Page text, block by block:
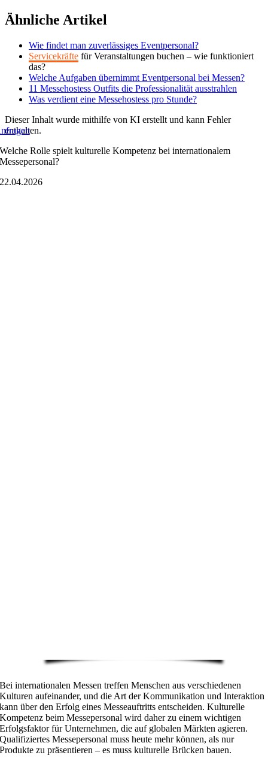
Zum
Inhalt
Ähnliche Artikel
Wie findet man zuverlässiges Eventpersonal?
Servicekräfte für Veranstaltungen buchen – wie funktioniert
das?
Welche Aufgaben übernimmt Eventpersonal bei Messen?
11 Messehostess Outfits die Professionalität ausstrahlen
Was verdient eine Messehostess pro Stunde?
Dieser Inhalt wurde mithilfe von KI erstellt und kann Fehler
enthalten.
Welche Rolle spielt kulturelle Kompetenz bei internationalem
Messepersonal?
22.04.2026
Bei internationalen Messen treffen Menschen aus verschiedenen
Kulturen aufeinander, und die Art der Kommunikation und Interaktion
kann über den Erfolg eines Messeauftritts entscheiden. Kulturelle
Kompetenz beim Messepersonal wird daher zu einem wichtigen
Erfolgsfaktor für Unternehmen, die auf globalen Märkten agieren.
Qualifiziertes Messepersonal muss heute mehr können, als nur
Produkte zu präsentieren – es muss kulturelle Brücken bauen.